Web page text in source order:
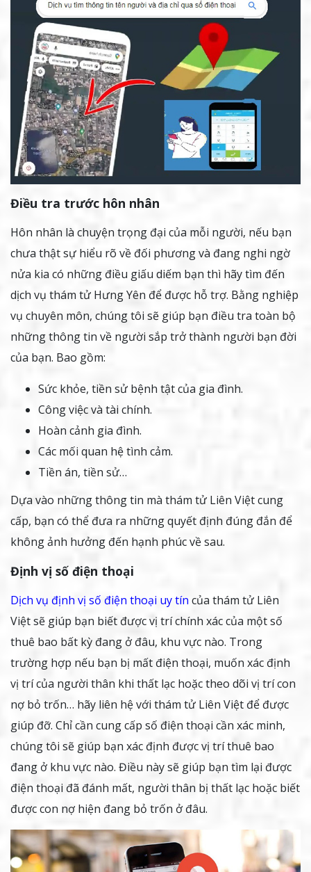
Điều tra trước hôn nhân
Hôn nhân là chuyện trọng đại của mỗi người, nếu bạn
chưa thật sự hiểu rõ về đối phương và đang nghi ngờ
nửa kia có những điều giấu diếm bạn thì hãy tìm đến
dịch vụ thám tử Hưng Yên để được hỗ trợ. Bằng nghiệp
vụ chuyên môn, chúng tôi sẽ giúp bạn điều tra toàn bộ
những thông tin về người sắp trở thành người bạn đời
của bạn. Bao gồm:
Sức khỏe, tiền sử bệnh tật của gia đình.
Công việc và tài chính.
Hoàn cảnh gia đình.
Các mối quan hệ tình cảm.
Tiền án, tiền sử…
Dựa vào những thông tin mà thám tử Liên Việt cung
cấp, bạn có thể đưa ra những quyết định đúng đắn để
không ảnh hưởng đến hạnh phúc về sau.
Định vị số điện thoại
Dịch vụ định vị số điện thoại uy tín của thám tử Liên
Việt sẽ giúp bạn biết được vị trí chính xác của một số
thuê bao bất kỳ đang ở đâu, khu vực nào. Trong
trường hợp nếu bạn bị mất điện thoại, muốn xác định
vị trí của người thân khi thất lạc hoặc theo dõi vị trí con
nợ bỏ trốn… hãy liên hệ với thám tử Liên Việt để được
giúp đỡ. Chỉ cần cung cấp số điện thoại cần xác minh,
chúng tôi sẽ giúp bạn xác định được vị trí thuê bao
đang ở khu vực nào. Điều này sẽ giúp bạn tìm lại được
điện thoại đã đánh mất, người thân bị thất lạc hoặc biết
được con nợ hiện đang bỏ trốn ở đâu.